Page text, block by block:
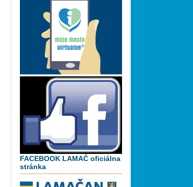
FACEBOOK LAMAČ oficiálna
stránka